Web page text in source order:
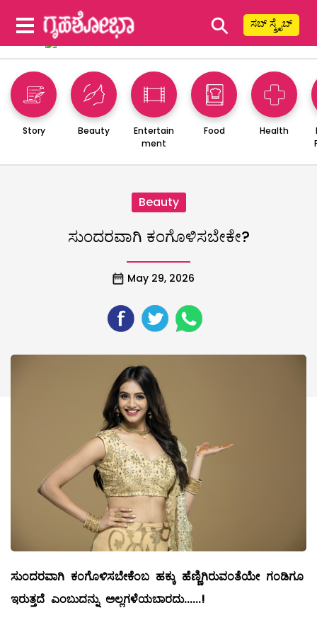
⚲ ಸಬ್ ಸ್ಕ್ರೈಬ್
Story Beauty
Entertain
ment
Food Health
Beauty
ಸುಂದರವಾಗಿ ಕಂಗೊಳಿಸಬೇಕೇ?
May 29, 2026
ಸುಂದರವಾಗಿ ಕಂಗೊಳಿಸಬೇಕೆಂಬ ಹಕ್ಕು ಹೆಣ್ಣಿಗಿರುವಂತೆಯೇ ಗಂಡಿಗೂ
ಇರುತ್ತದೆ ಎಂಬುದನ್ನು ಅಲ್ಲಗಳೆಯಬಾರದು......!